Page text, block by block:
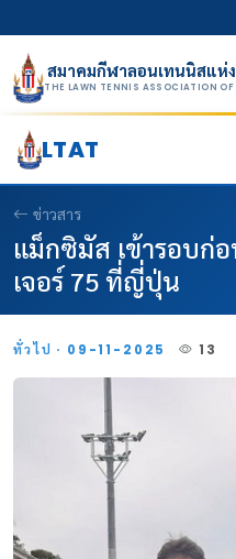
สมาคมกีฬาลอนเทนนิสแห่
THE LAWN TENNIS ASSOCIATION
LTAT
ข่าวสาร
แม็กซิมัส เข้ารอบก่
เจอร์ 75 ที่ญี่ปุ่น
ทั่วไป · 09-11-2025 13